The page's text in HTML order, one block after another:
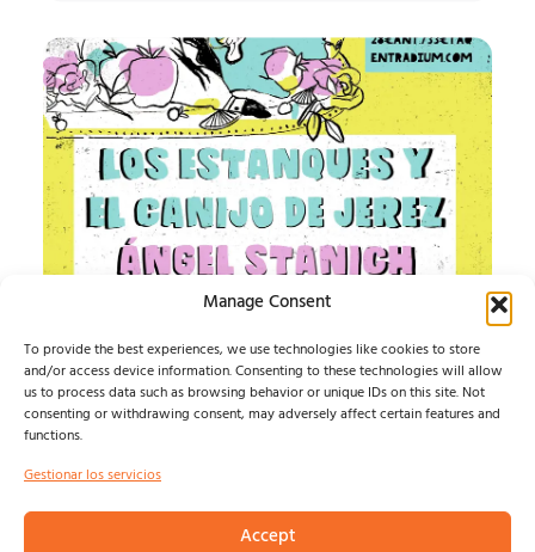
Manage Consent
To provide the best experiences, we use technologies like cookies to store
and/or access device information. Consenting to these technologies will allow
us to process data such as browsing behavior or unique IDs on this site. Not
consenting or withdrawing consent, may adversely affect certain features and
functions.
Gestionar los servicios
Accept
IMPOSIBLE SOUND
ESTE AGOSTO, LA MÚSICA INDEPENDIENTE TIENE UN
HOGAR: ALMAGRO...
Isma Defern